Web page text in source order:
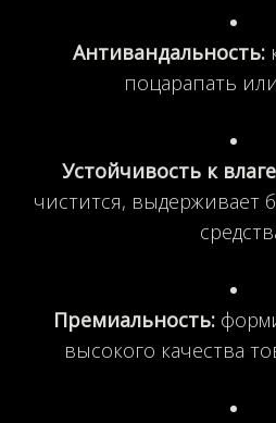
Антивандальность:
поцарапать
Устойчивость к
чистится, выдерживает
Премиальность:
высокого качества